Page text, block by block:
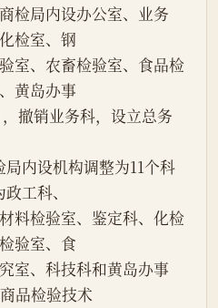
检室、钢
室、农畜检验室、食品检
黄岛办事
撤销业务科，设立总务
工科、
料检验室、鉴定科、化检
验室、食
室、科技科和黄岛办事
品检验技术